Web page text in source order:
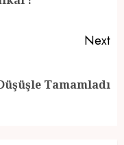
Next
Tamamladı